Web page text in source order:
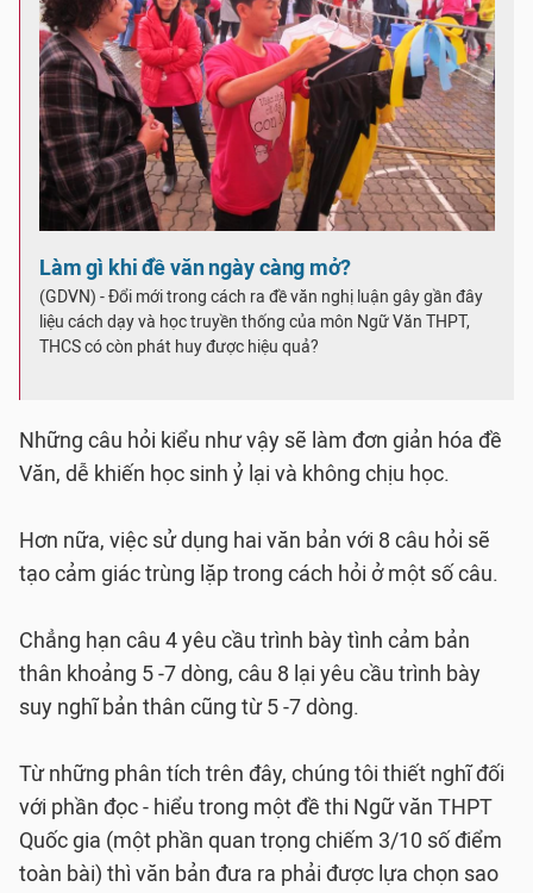
Làm gì khi đề văn ngày càng mở?
(GDVN) - Đổi mới trong cách ra đề văn nghị luận gây gần đây
liệu cách dạy và học truyền thống của môn Ngữ Văn THPT,
THCS có còn phát huy được hiệu quả?
Những câu hỏi kiểu như vậy sẽ làm đơn giản hóa đề
Văn, dễ khiến học sinh ỷ lại và không chịu học.
Hơn nữa, việc sử dụng hai văn bản với 8 câu hỏi sẽ
tạo cảm giác trùng lặp trong cách hỏi ở một số câu.
Chẳng hạn câu 4 yêu cầu trình bày tình cảm bản
thân khoảng 5 -7 dòng, câu 8 lại yêu cầu trình bày
suy nghĩ bản thân cũng từ 5 -7 dòng.
Từ những phân tích trên đây, chúng tôi thiết nghĩ đối
với phần đọc - hiểu trong một đề thi Ngữ văn THPT
Quốc gia (một phần quan trọng chiếm 3/10 số điểm
toàn bài) thì văn bản đưa ra phải được lựa chọn sao